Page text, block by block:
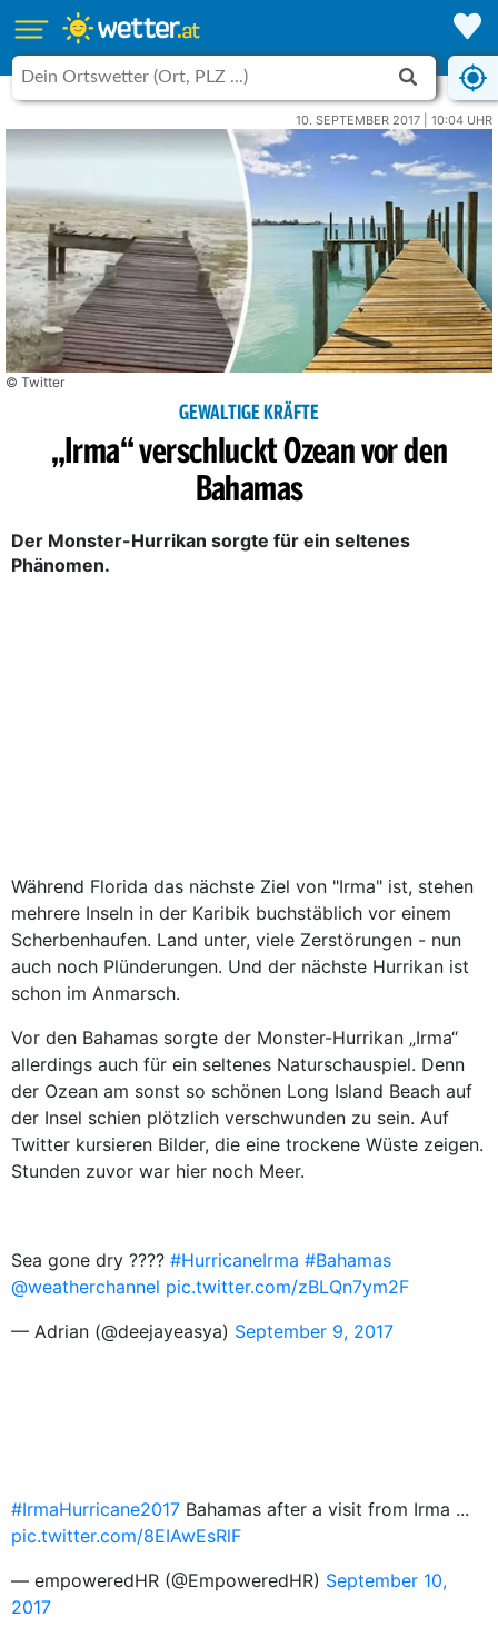
10. SEPTEMBER 2017 | 10:04 UHR
© Twitter
GEWALTIGE KRÄFTE
„Irma“ verschluckt Ozean vor den
Bahamas
Der Monster-Hurrikan sorgte für ein seltenes
Phänomen.
Während Florida das nächste Ziel von "Irma" ist, stehen
mehrere Inseln in der Karibik buchstäblich vor einem
Scherbenhaufen. Land unter, viele Zerstörungen - nun
auch noch Plünderungen. Und der nächste Hurrikan ist
schon im Anmarsch.
Vor den Bahamas sorgte der Monster-Hurrikan „Irma“
allerdings auch für ein seltenes Naturschauspiel. Denn
der Ozean am sonst so schönen Long Island Beach auf
der Insel schien plötzlich verschwunden zu sein. Auf
Twitter kursieren Bilder, die eine trockene Wüste zeigen.
Stunden zuvor war hier noch Meer.
Sea gone dry ???? #HurricaneIrma #Bahamas
@weatherchannel pic.twitter.com/zBLQn7ym2F
— Adrian (@deejayeasya) September 9, 2017
#IrmaHurricane2017 Bahamas after a visit from Irma ...
pic.twitter.com/8EIAwEsRlF
— empoweredHR (@EmpoweredHR) September 10,
2017